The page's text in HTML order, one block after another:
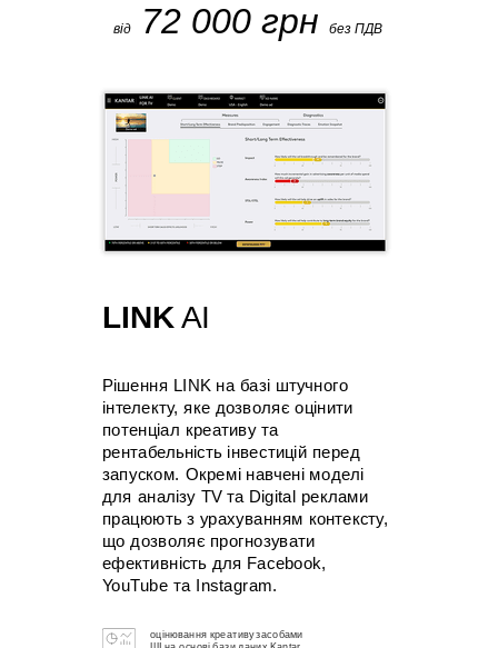
LINKAI
Рішення LINK на базі штучного
інтелекту, яке дозволяє оцінити
потенціал креативу та
рентабельність інвестицій перед
запуском. Окремі навчені моделі
для аналізу TV та Digital реклами
працюють з урахуванням контексту,
що дозволяє прогнозувати
ефективність для Facebook,
YouTube та Instagram.
оцінювання креативу засобами
від 72 000 грн без ПДВ